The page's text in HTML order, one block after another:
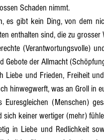
Schaden nimmt.
enthalten sind, die zu
Gebote der Allmacht
hinwegwerft, was an Groll in
sich keiner wertiger (mehr)